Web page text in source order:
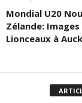
Mondial U20
Zélande: Images
Lionceaux à